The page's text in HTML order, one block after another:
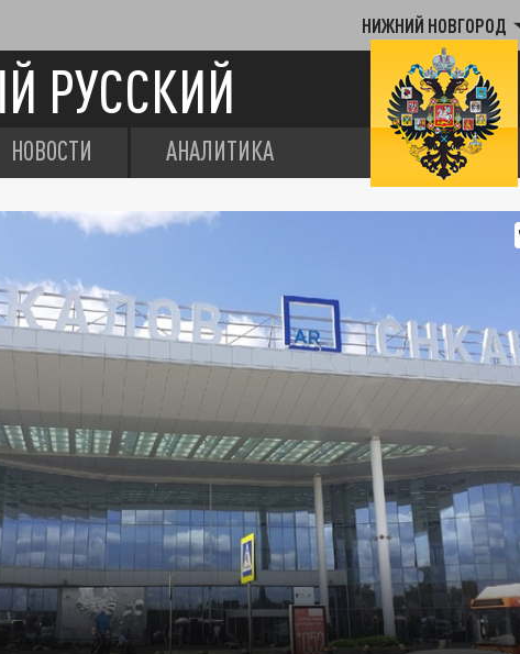
НИЖНИЙ НОВГОРОД
РУССКИЙ
НОВОСТИ АНАЛИТИКА